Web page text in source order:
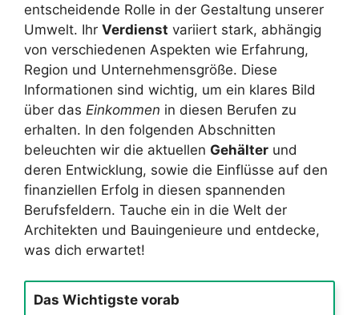
entscheidende Rolle in der Gestaltung unserer
Umwelt. Ihr Verdienst variiert stark, abhängig
von verschiedenen Aspekten wie Erfahrung,
Region und Unternehmensgröße. Diese
Informationen sind wichtig, um ein klares Bild
über das Einkommen in diesen Berufen zu
erhalten. In den folgenden Abschnitten
beleuchten wir die aktuellen Gehälter und
deren Entwicklung, sowie die Einflüsse auf den
finanziellen Erfolg in diesen spannenden
Berufsfeldern. Tauche ein in die Welt der
Architekten und Bauingenieure und entdecke,
was dich erwartet!
Das Wichtigste vorab